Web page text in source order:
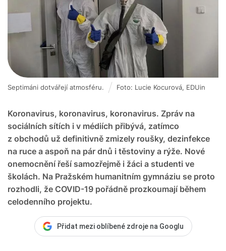
Koronavirus, koronavirus, koronavirus. Zpráv na
sociálních sítích i v médiích přibývá, zatímco
z obchodů už definitivně zmizely roušky, dezinfekce
na ruce a aspoň na pár dnů i těstoviny a rýže. Nové
onemocnění řeší samozřejmě i žáci a studenti ve
školách. Na Pražském humanitním gymnáziu se proto
rozhodli, že COVID-19 pořádně prozkoumají během
celodenního projektu.
Septimáni dotvářejí atmosféru. Foto: Lucie Kocurová, EDUin
Přidat mezi oblíbené zdroje na Googlu